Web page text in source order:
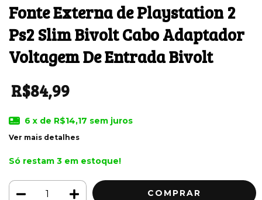
Fonte Externa de Playstation 2
Ps2 Slim Bivolt Cabo Adaptador
Voltagem De Entrada Bivolt
R$84,99
6 x de R$14,17 sem juros
Ver mais detalhes
Só restam 3 em estoque!